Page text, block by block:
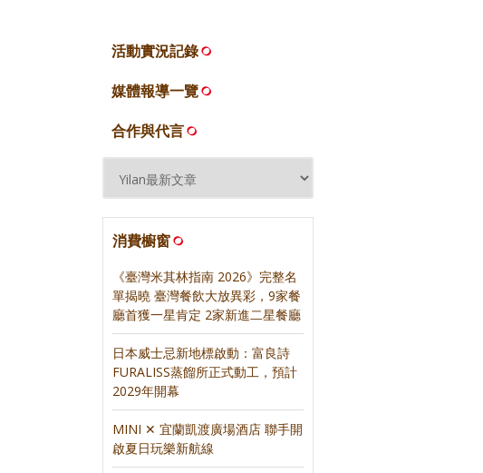
活動實況記錄
媒體報導一覽
合作與代言
消費櫥窗
《臺灣米其林指南 2026》完整名
單揭曉 臺灣餐飲大放異彩，9家餐
廳首獲一星肯定 2家新進二星餐廳
日本威士忌新地標啟動：富良詩
FURALISS蒸餾所正式動工，預計
2029年開幕
MINI ✕ 宜蘭凱渡廣場酒店 聯手開
啟夏日玩樂新航線